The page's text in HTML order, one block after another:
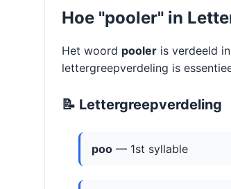
Hoe "pooler" in
Het woord pooler is verdeeld in
lettergreepverdeling is
📝 Lettergreepverdeling
poo — 1st syllable